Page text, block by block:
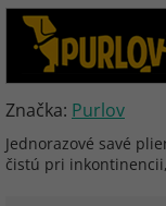
Značka: Purlov
Jednorazové savé
čistú pri